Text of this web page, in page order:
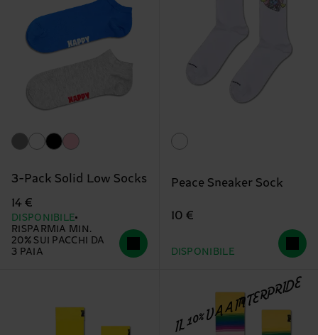
3-Pack Solid Low Socks
14 €
DISPONIBILE
RISPARMIA MIN.
20% SUI PACCHI DA
3 PAIA
Peace Sneaker Sock
10 €
DISPONIBILE
IL 10% VA A INTERPRIDE